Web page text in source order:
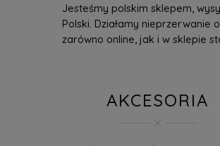
Jesteśmy polskim sklepem,
Polski. Działamy nieprzerwanie
zarówno online, jak i w sklepie
AKCESORIA